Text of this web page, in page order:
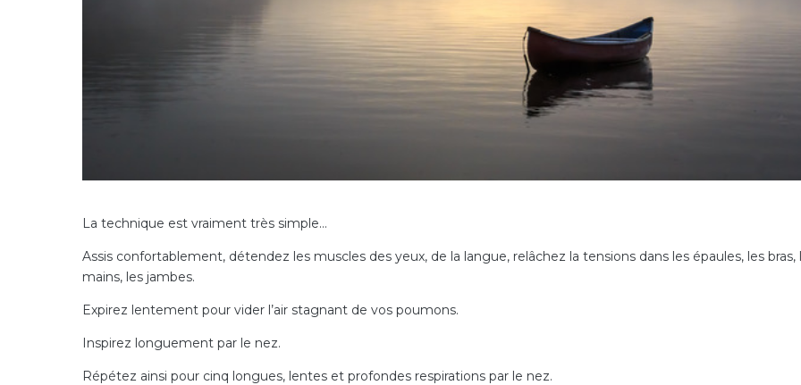
La technique est vraiment très simple…
Assis confortablement, détendez les muscles des yeux, de la langue, relâchez la tensions dans les épaules, les bras,
mains, les jambes.
Expirez lentement pour vider l’air stagnant de vos poumons.
Inspirez longuement par le nez.
Répétez ainsi pour cinq longues, lentes et profondes respirations par le nez.